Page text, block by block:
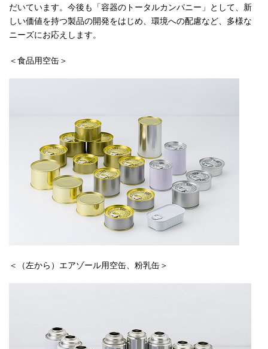
だいています。今後も「容器のトータルカンパニー」として、新
しい価値を持つ製品の開発をはじめ、環境への配慮など、多様な
ニーズにお応えします。
＜食品用空缶＞
＜（左から）エアゾール用空缶、粉乳缶＞